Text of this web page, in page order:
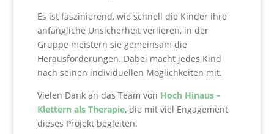
Es ist faszinierend, wie schnell die Kinder ihre
anfängliche Unsicherheit verlieren, in der
Gruppe meistern sie gemeinsam die
Herausforderungen. Dabei macht jedes Kind
nach seinen individuellen Möglichkeiten mit.
Vielen Dank an das Team von Hoch Hinaus –
Klettern als Therapie, die mit viel Engagement
dieses Projekt begleiten.